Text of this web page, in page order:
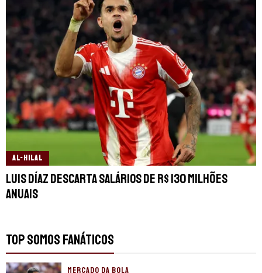
AL-HILAL
Luis Díaz descarta salários de R$ 130 milhões
anuais
TOP SOMOS FANÁTICOS
MERCADO DA BOLA